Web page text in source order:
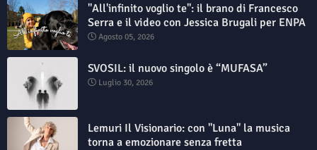
"All'infinito voglio te": il brano di Francesco
Serra e il video con Jessica Brugali per ENPA
Agosto 05, 2026
SVOSIL: il nuovo singolo è “MUFASA”
Luglio 30, 2026
Lemuri Il Visionario: con "Luna" la musica
torna a emozionare senza fretta